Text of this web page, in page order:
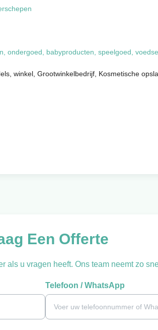
babyproducten, speelgoed,
winkel, Grootwinkelbedrijf, Kosmetische
Een Offerte
als u vragen heeft. Ons team neemt zo
Telefoon / WhatsApp